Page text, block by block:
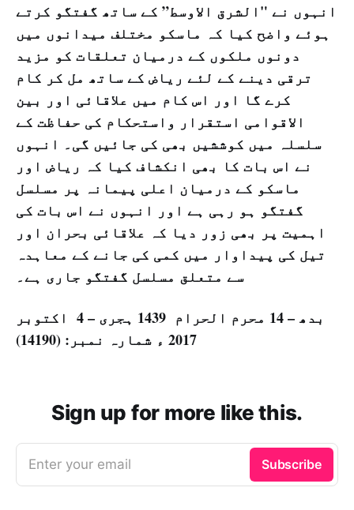
انہوں نے "الشرق الاوسط” کے ساتھ گفتگو کرتے
ہوئے واضح کیا کہ ماسکو مختلف میدانوں میں
دونوں ملکوں کے درمیان تعلقات کو مزید
ترقی دینے کے لئے ریاض کے ساتھ مل کر کام
کرے گا اور اس کام میں علاقائی اور بین
الاقوامی استقرار واستحکام کی حفاظت کے
سلسلہ میں کوششیں بھی کی جائیں گی۔ انہوں
نے اس بات کا بھی انکشاف کیا کہ ریاض اور
ماسکو کے درمیان اعلی پیمانہ پر مسلسل
گفتگو ہو رہی ہے اور انہوں نے اس بات کی
اہمیت پر بھی زور دیا کہ علاقائی بحران اور
تیل کی پیداوار میں کمی کی جانے کے معاہدہ
سے متعلق مسلسل گفتگو جاری ہے۔
بدھ – 14 محرم الحرام 1439 ہجری – 4 اکتوبر
2017 ء شمارہ نمبر: (14190)
Sign up for more like this.
Enter your email Subscribe